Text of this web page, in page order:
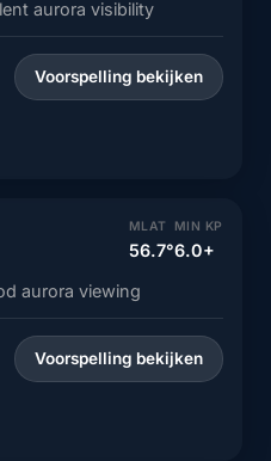
aurora visibility
Voorspelling bekijken
MLAT
56.7°
MIN KP
6.0+
aurora viewing
Voorspelling bekijken